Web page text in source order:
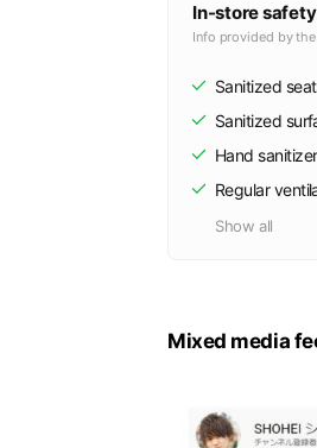
In-store
Info provided by
Sanitized
Sanitized
Hand
Regular
Show all
Mixed media